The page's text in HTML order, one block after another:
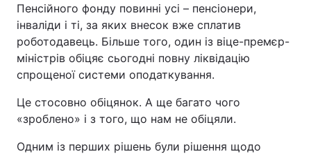
Тема оформлення
Пенсійного фонду повинні усі – пенсіонери,
інваліди і ті, за яких внесок вже сплатив
роботодавець. Більше того, один із віце-премєр-
міністрів обіцяє сьогодні повну ліквідацію
спрощеної системи оподаткування.
Це стосовно обіцянок. А ще багато чого
«зроблено» і з того, що нам не обіцяли.
Одним із перших рішень були рішення щодо